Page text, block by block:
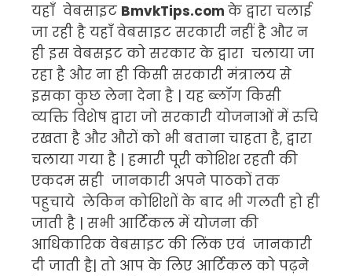
यहाँ वेबसाइट BmvkTips.com के द्वारा चलाई
जा रही है यहाँ वेबसाइट सरकारी नहीं है और न
ही इस वेबसइट को सरकार के द्वारा चलाया जा
रहा है और ना ही किसी सरकारी मंत्रालय से
इसका कुछ लेना देना है | यह ब्लॉग किसी
व्यक्ति विशेष द्वारा जो सरकारी योजनाओं में रुचि
रखता है और औरों को भी बताना चाहता है, द्वारा
चलाया गया है | हमारी पूरी कोशिश रहती की
एकदम सही जानकारी अपने पाठकों तक
पहुचाये लेकिन कोशिशों के बाद भी गलती हो ही
जाती है | सभी आर्टिकल में योजना की
आधिकारिक वेबसाइट की लिंक एवं जानकारी
दी जाती है| तो आप के लिए आर्टिकल को पढ़ने